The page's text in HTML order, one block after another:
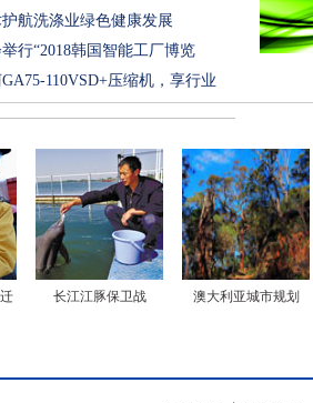
航洗涤业绿色健康发展
行“2018韩国智能工厂博览
110VSD+压缩机，享行业
长江江豚保卫战 澳大利亚城市规划